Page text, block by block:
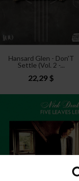
Hansard Glen - Don'T
Settle (Vol. 2 -...
22,29 $